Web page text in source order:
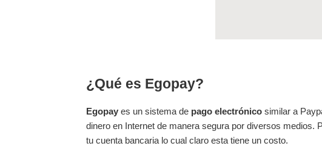
¿Qué es Egopay?
Egopay es un sistema de pago electrónico similar a
dinero en Internet de manera segura por diversos medios.
tu cuenta bancaria lo cual claro esta tiene un costo.